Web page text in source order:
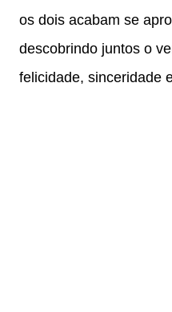
os dois acabam se
descobrindo juntos o
felicidade, sinceridade